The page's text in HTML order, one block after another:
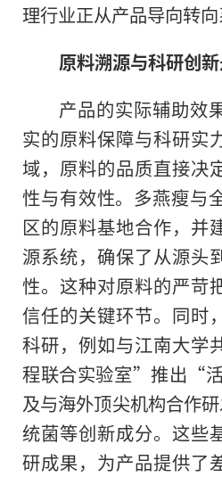
理行业正从产品导向转向
原料溯源与科研创
产品的实际辅助效
实的原料保障与科研实
域，原料的品质直接决
性与有效性。多燕瘦与
区的原料基地合作，
源系统，确保了从源头
性。这种对原料的严苛
信任的关键环节。同时
科研，例如与江南大
程联合实验室”推出“
及与海外顶尖机构合作
统菌等创新成分。这些
研成果，为产品提供了